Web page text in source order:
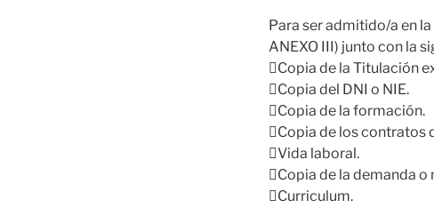
Para ser admitido/a en
ANEXO III) junto con la
Copia de la Titulación
Copia del DNI o NIE.
Copia de la formación.
Copia de los contratos
Vida laboral.
Copia de la demanda
Curriculum.